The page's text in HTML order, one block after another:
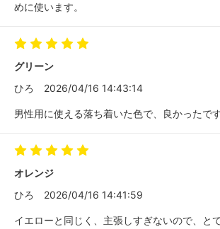
めに使います。
グリーン
ひろ
2026/04/16 14:43:14
男性用に使える落ち着いた色で、良かったです
オレンジ
ひろ
2026/04/16 14:41:59
イエローと同じく、主張しすぎないので、と